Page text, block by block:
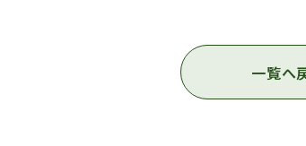
一覧へ